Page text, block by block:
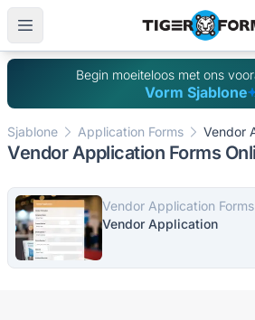
Begin moeiteloos met ons
Vorm Sjablone
Sjablone Application Forms Vendor
Vendor Application Forms
Vendor Application Forms
Vendor Application